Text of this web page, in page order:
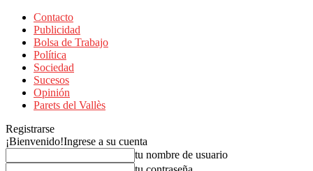
Contacto
Publicidad
Bolsa de Trabajo
Política
Sociedad
Sucesos
Opinión
Parets del Vallès
Registrarse
¡Bienvenido!Ingrese a su cuenta
tu nombre de usuario